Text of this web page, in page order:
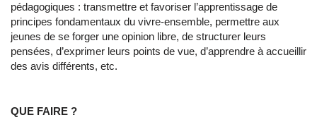
pédagogiques : transmettre et favoriser l’apprentissage de
principes fondamentaux du vivre-ensemble, permettre aux
jeunes de se forger une opinion libre, de structurer leurs
pensées, d’exprimer leurs points de vue, d’apprendre à accueillir
des avis différents, etc.
QUE FAIRE ?